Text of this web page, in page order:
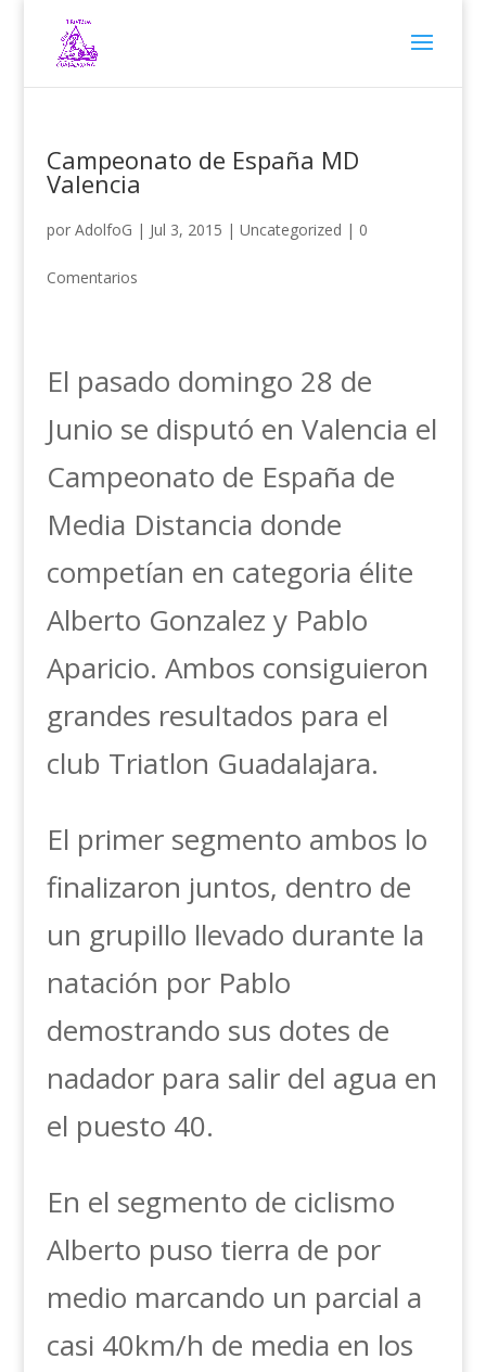
Campeonato de España MD
Valencia
por AdolfoG | Jul 3, 2015 | Uncategorized | 0
Comentarios
El pasado domingo 28 de
Junio se disputó en Valencia el
Campeonato de España de
Media Distancia donde
competían en categoria élite
Alberto Gonzalez y Pablo
Aparicio. Ambos consiguieron
grandes resultados para el
club Triatlon Guadalajara.
El primer segmento ambos lo
finalizaron juntos, dentro de
un grupillo llevado durante la
natación por Pablo
demostrando sus dotes de
nadador para salir del agua en
el puesto 40.
En el segmento de ciclismo
Alberto puso tierra de por
medio marcando un parcial a
casi 40km/h de media en los